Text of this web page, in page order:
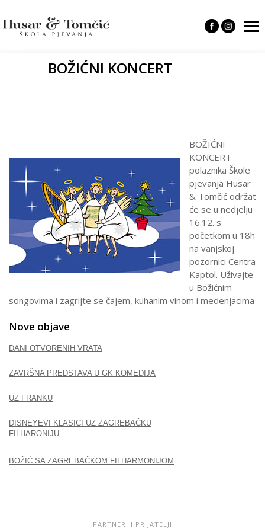
BOŽIĆNI KONCERT
BOŽIĆNI
KONCERT
polaznika Škole
pjevanja Husar
& Tomčić održat
će se u nedjelju
16.12. s
početkom u 18h
na vanjskoj
pozornici Centra
Kaptol. Uživajte
u Božićnim
songovima i zagrijte se čajem, kuhanim vinom i medenjacima
Nove objave
DANI OTVORENIH VRATA
ZAVRŠNA PREDSTAVA U GK KOMEDIJA
UZ FRANKU
DISNEYEVI KLASICI UZ ZAGREBAČKU
FILHARONIJU
BOŽIĆ SA ZAGREBAČKOM FILHARMONIJOM
PARTNERI I PRIJATELJI